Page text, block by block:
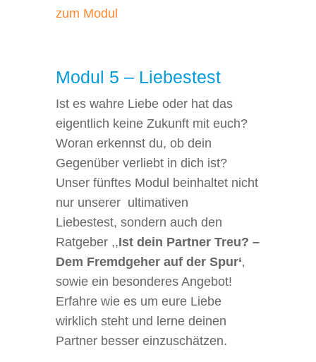
zum Modul
Modul 5 – Liebestest
Ist es wahre Liebe oder hat das
eigentlich keine Zukunft mit euch?
Woran erkennst du, ob dein
Gegenüber verliebt in dich ist?
Unser fünftes Modul beinhaltet nicht
nur unserer ultimativen
Liebestest, sondern auch den
Ratgeber ,,Ist dein Partner Treu? –
Dem Fremdgeher auf der Spur‘‚
sowie ein besonderes Angebot!
Erfahre wie es um eure Liebe
wirklich steht und lerne deinen
Partner besser einzuschätzen.